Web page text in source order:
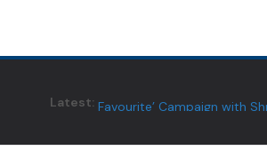
Latest: Eureka Forbes Unveils ‘Ghar